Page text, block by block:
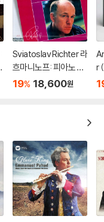
Sviatoslav Richter 라
흐마니노프: 피아노 협
주곡 2번 / 차이코프스
o No.1)
19% 18,600원
r